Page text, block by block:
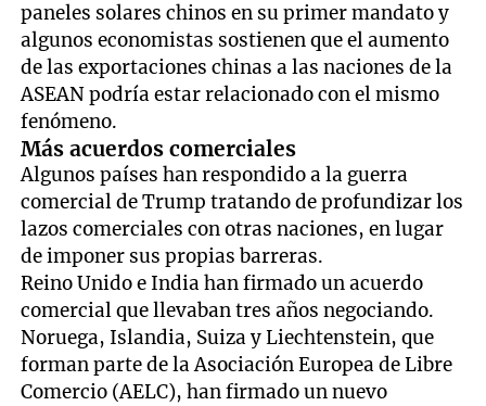
paneles solares chinos en su primer mandato y
algunos economistas sostienen que el aumento
de las exportaciones chinas a las naciones de la
ASEAN podría estar relacionado con el mismo
fenómeno.
Más acuerdos comerciales
Algunos países han respondido a la guerra
comercial de Trump tratando de profundizar los
lazos comerciales con otras naciones, en lugar
de imponer sus propias barreras.
Reino Unido e India han firmado un acuerdo
comercial que llevaban tres años negociando.
Noruega, Islandia, Suiza y Liechtenstein, que
forman parte de la Asociación Europea de Libre
Comercio (AELC), han firmado un nuevo